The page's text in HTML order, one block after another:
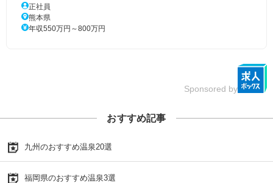
正社員
熊本県
年収550万円～800万円
Sponsored by
おすすめ記事
九州のおすすめ温泉20選
福岡県のおすすめ温泉3選